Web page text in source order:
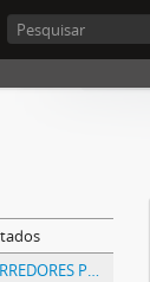
APERFEIÇOAMENTOS EM VARREDORES POR ASPIRAÇÃO